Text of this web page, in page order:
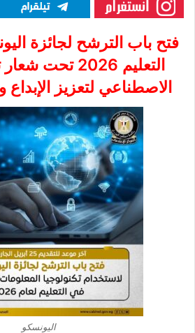
فتح باب الترشح لجائزة
التعليم 2026
الاصطناعي لتعزيز الإبداع
اليونسكو